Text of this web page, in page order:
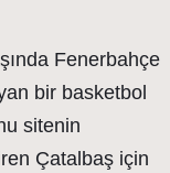
Fenerbahçe
bir basketbol
sitenin
Çatalbaş için